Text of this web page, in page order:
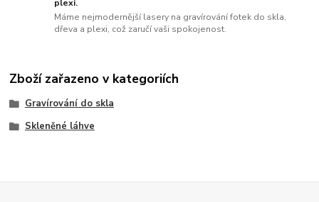
plexi.
Máme nejmodernější lasery na gravírování fotek do skla,
dřeva a plexi, což zaručí vaši spokojenost.
Zboží zařazeno v kategoriích
Gravírování do skla
Skleněné láhve